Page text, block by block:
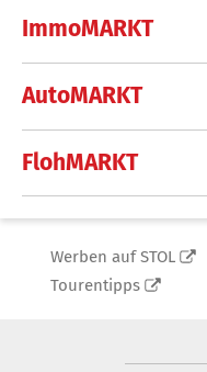
ImmoMARKT
AutoMARKT
FlohMARKT
Werben auf STOL
Tourentipps